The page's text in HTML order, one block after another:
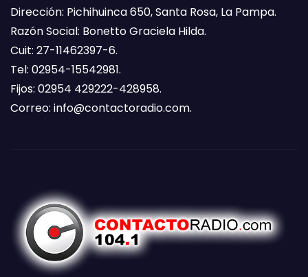
Dirección: Pichihuinca 650, Santa Rosa, La Pampa.
Razón Social: Bonetto Graciela Hilda.
Cuit: 27-11462397-6.
Tel: 02954-15542981.
Fijos: 02954 429222-428958.
Correo: info@contactoradio.com.